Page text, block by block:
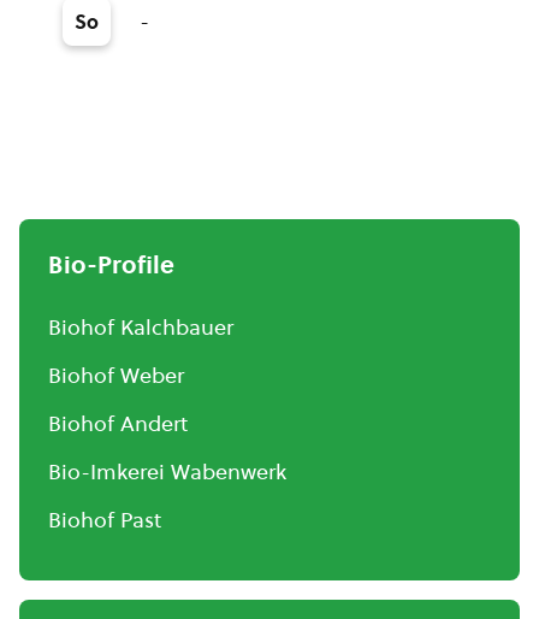
So -
Bio-Profile
Biohof Kalchbauer
Biohof Weber
Biohof Andert
Bio-Imkerei Wabenwerk
Biohof Past